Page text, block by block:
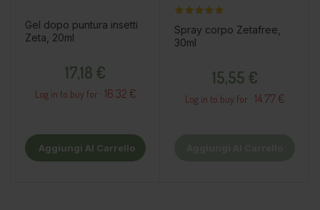
Gel dopo puntura insetti
Zeta, 20ml
17,18 €
Log in to buy for : 16.32 €
Aggiungi Al Carrello
Spray corpo Zetafree,
30ml
15,55 €
Log in to buy for : 14.77 €